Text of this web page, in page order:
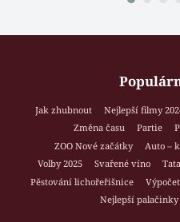
Jak zhubnout Nejlepší filmy
Změna času
Partie
ZOO Nové začátky
Auto –
Volby 2025
Svařené víno
Pěstování lichořeřišnice
Nejlepší palačinky